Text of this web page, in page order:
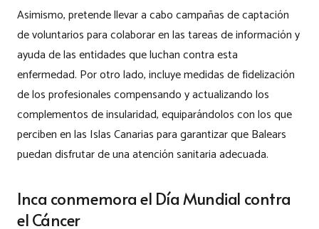
Asimismo, pretende llevar a cabo campañas de captación
de voluntarios para colaborar en las tareas de información y
ayuda de las entidades que luchan contra esta
enfermedad. Por otro lado, incluye medidas de fidelización
de los profesionales compensando y actualizando los
complementos de insularidad, equiparándolos con los que
perciben en las Islas Canarias para garantizar que Balears
puedan disfrutar de una atención sanitaria adecuada.
Inca conmemora el Día Mundial contra
el Cáncer